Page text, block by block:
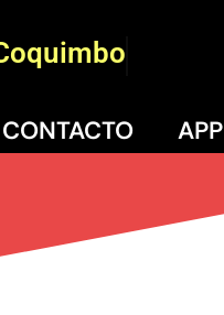
Coquimbo
CONTACTO APP